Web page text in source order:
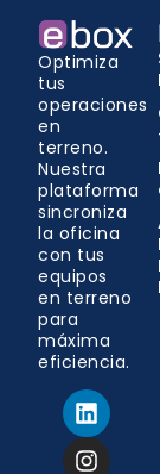
Optimiza
tus
operaciones
en
terreno.
Nuestra
plataforma
sincroniza
la oficina
con tus
equipos
en terreno
para
máxima
eficiencia.